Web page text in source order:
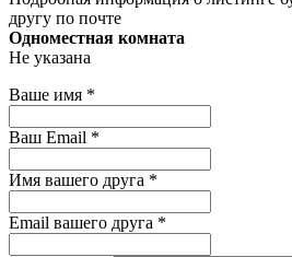
другу по почте
Одноместная комната
Не указана
Ваше имя *
Ваш Email *
Имя вашего друга *
Email вашего друга *